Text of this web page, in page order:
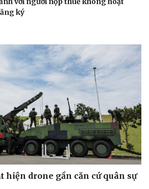
Ô tô - Xe máy
Ô tô
Xe máy
Tư vấn
ký
hiện drone gần căn cứ quân sự